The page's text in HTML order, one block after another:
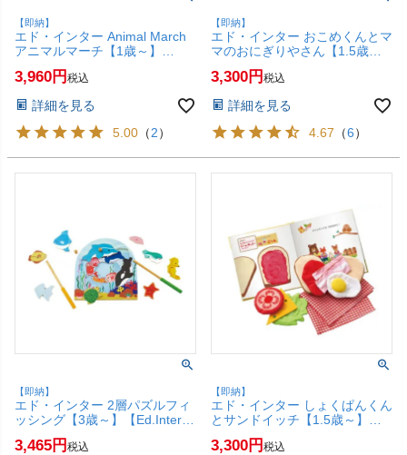
【即納】
エド・インター Animal March
アニマルマーチ【1歳～】
ジェニ 知育 木のおもちゃ ルー
3,960 税込
詳細を見る
5.00 （2）
【即納】
エド・インター おこめくんとマ
マのおにぎりやさん【1.5歳
GENI ジェニ えほんトイっしょ
3,300 税込
詳細を見る
4.67 （6）
【即納】
エド・インター 2層パズルフィ
ッシング【3歳～】【Ed.Inter
パズル】【SBT】 (6023339)
3,465 税込
【即納】
エド・インター しょくぱんくん
とサンドイッチ【1.5歳～】
ジェニ えほんトイっしょ】
3,300 税込